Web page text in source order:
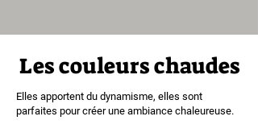
Les couleurs chaudes
Elles apportent du dynamisme, elles sont
parfaites pour créer une ambiance chaleureuse.